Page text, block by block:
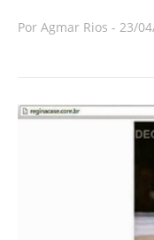
Por Agmar Rios - 23/